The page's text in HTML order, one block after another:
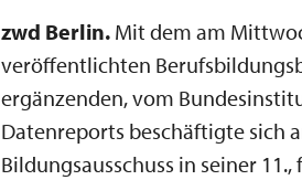
zwd Berlin. Mit dem am
veröffentlichten
ergänzenden, vom
Datenreports beschäftigte sich
Bildungsausschuss in seiner